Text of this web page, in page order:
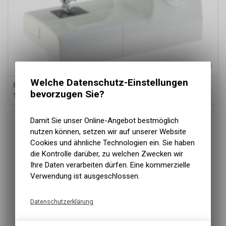
Singer 2250 Tradition
110.00 CHF
Welche Datenschutz-Einstellungen
bevorzugen Sie?
Damit Sie unser Online-Angebot bestmöglich
nutzen können, setzen wir auf unserer Website
Cookies und ähnliche Technologien ein. Sie haben
die Kontrolle darüber, zu welchen Zwecken wir
Ihre Daten verarbeiten dürfen. Eine kommerzielle
Verwendung ist ausgeschlossen.
Datenschutzerklärung